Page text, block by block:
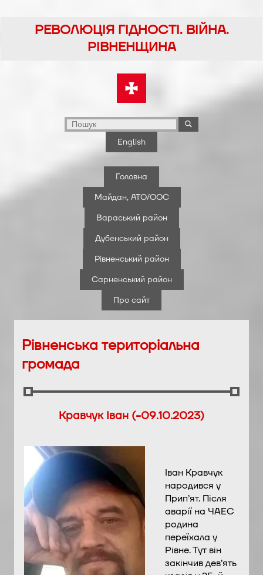
РЕВОЛЮЦІЯ ГІДНОСТІ. ВІЙНА.
РІВНЕНЩИНА
English
Головна
Майдан, АТО/ООС
Вараський район
Дубенський район
Рівненський район
Сарненський район
Про сайт
Рівненська територіальна
громада
Кравчук Іван (-09.10.2023)
Іван Кравчук
народився у
Прип’ят. Після
аварії на ЧАЕС
родина
переїхала у
Рівне. Тут він
закінчив дев’ять